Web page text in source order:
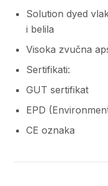
Solution dyed
i belila
Visoka zvučna
Sertifikati:
GUT sertifikat
EPD
CE oznaka